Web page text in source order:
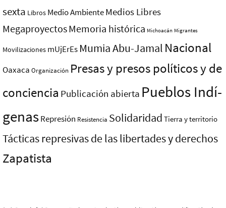
sexta Libros Medio AmbienteMedios Libres
MegaproyectosMemoria histórica Michoacán Migrantes
Movilizaciones mUjErEs Mumia Abu-Jamal Nacional
Oaxaca Organización Presas y presos polí­ticos y de
conciencia Publicación abierta Pueblos Indí­
genasRepresión Resistencia Solidaridad Tierra y territorio
Tácticas represivas de las libertades y derechos
Zapatista